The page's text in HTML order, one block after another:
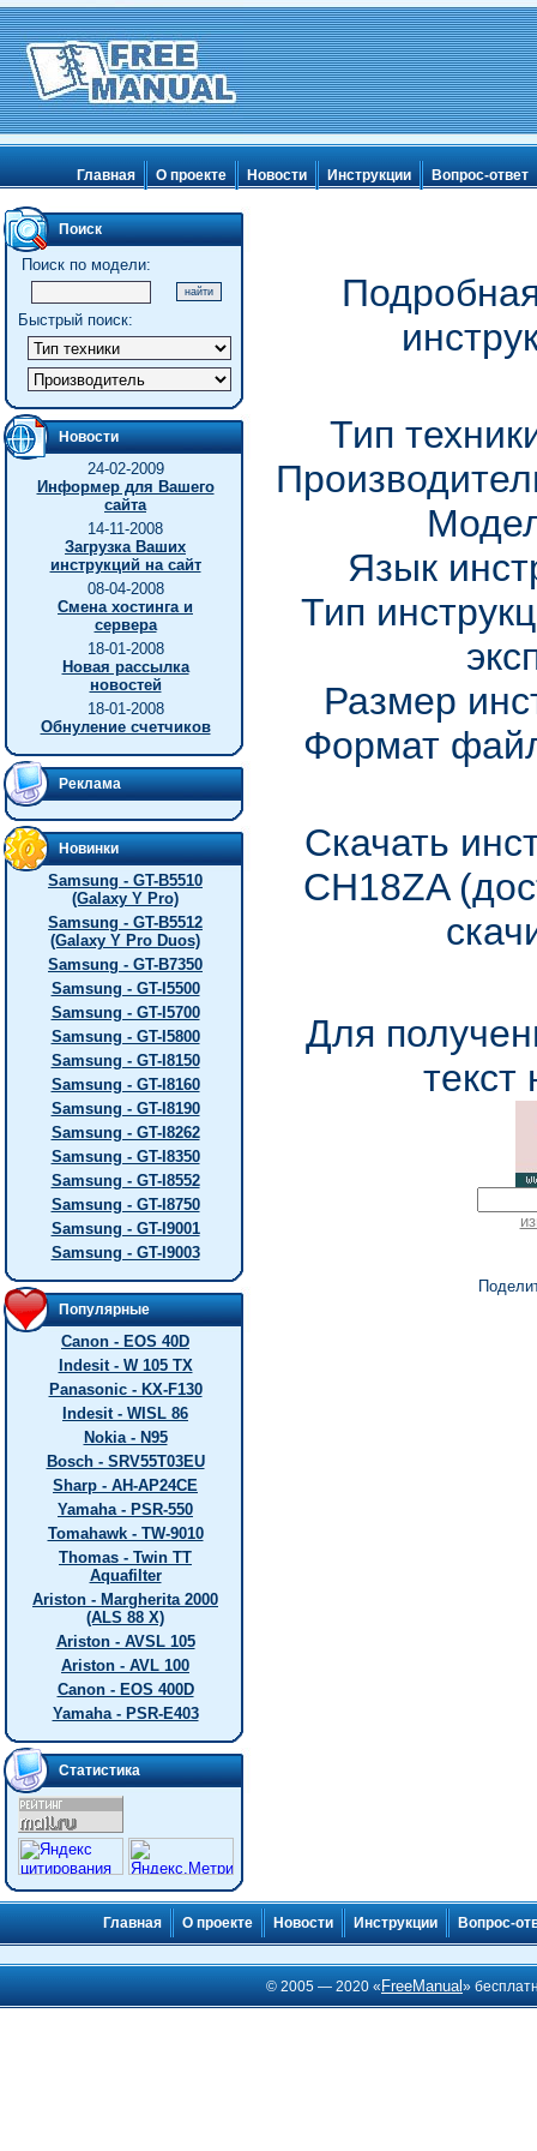
Главная О проекте Новости Инструкции Вопрос-ответ
Поиск
Поиск по модели:
Быстрый поиск:
Новости
24-02-2009
Информер для Вашего
сайта
14-11-2008
Загрузка Ваших
инструкций на сайт
08-04-2008
Смена хостинга и
сервера
18-01-2008
Новая рассылка
новостей
18-01-2008
Обнуление счетчиков
Реклама
Новинки
Samsung - GT-B5510
(Galaxy Y Pro)
Samsung - GT-B5512
(Galaxy Y Pro Duos)
Samsung - GT-B7350
Samsung - GT-I5500
Samsung - GT-I5700
Samsung - GT-I5800
Samsung - GT-I8150
Samsung - GT-I8160
Samsung - GT-I8190
Samsung - GT-I8262
Samsung - GT-I8350
Samsung - GT-I8552
Samsung - GT-I8750
Samsung - GT-I9001
Samsung - GT-I9003
Популярные
Canon - EOS 40D
Indesit - W 105 TX
Panasonic - KX-F130
Indesit - WISL 86
Nokia - N95
Bosch - SRV55T03EU
Sharp - AH-AP24CE
Yamaha - PSR-550
Tomahawk - TW-9010
Thomas - Twin TT
Aquafilter
Ariston - Margherita 2000
(ALS 88 X)
Ariston - AVSL 105
Ariston - AVL 100
Canon - EOS 400D
Yamaha - PSR-E403
Статистика
Тип
Язык
Тип
Размер
Формат
Скачать
CH18ZA
Для
текст
Главная О проекте Новости Инструкции Вопрос-
© 2005 — 2020 « FreeManual»